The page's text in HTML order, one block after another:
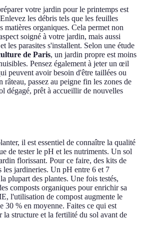
votre jardin pour le printemps est
les débris tels que les feuilles
matières organiques. Cela permet non
soigné à votre jardin, mais aussi
les parasites s'installent. Selon une étude
de Paris, un jardin propre est moins
Pensez également à jeter un œil
peuvent avoir besoin d'être taillées ou
râteau, passez au peigne fin les zones de
dégagé, prêt à accueillir de nouvelles
il est essentiel de connaître la qualité
de tester le pH et les nutriments. Un sol
florissant. Pour ce faire, des kits de
les jardineries. Un pH entre 6 et 7
plupart des plantes. Une fois testés,
composts organiques pour enrichir sa
l'utilisation de compost augmente le
30 % en moyenne. Faites ce qui est
la structure et la fertilité du sol avant de